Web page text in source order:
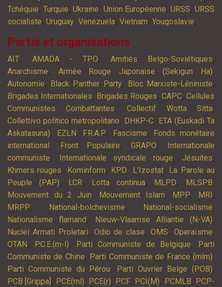
Tchéquie,Turquie,Ukraine, Union Européenne, URSS,URSS
socialiste, Uruguay, Venezuela, Vietnam, Yougoslavie,
Partis et organisations
AIT, AMADA - TPO,Amitiés Belgo-Soviétiques,
Anarchisme, Armée Rouge Japonaise (Sekigun Ha),
Autonomie, Black Panther Party, Bloc Marxiste-Léniniste,
Brigades Internationales, Brigades Rouges, CAPC,Cellules
Communistes Combattantes, Collectif Wotta Sitta,
Collettivo politico metropolitano, DHKP-C, ETA (Euskadi Ta
Askatasuna), EZLN , F.R.A.P, Fascisme,
Fonds monétaire
international , Front Populaire, GRAPO,
Internationale
communiste, Internationale syndicale rouge, Jésuites,
Khmers rouges, Kominform, KPD, L’Izostat, La Parole au
Peuple (PAP), LCR, Lotta continua, MLPD, MLSPB,
Mouvement du 2 Juin, Mouvement Islam, MPP, MRI ,
MRPP, National-bolchevisme, National-socialisme,
Nationalisme flamand , Nieuw-Vlaamse Alliantie (N-VA),
Nuclei Armati Proletari, Odio de clase,OMS,Operaïsme,
OTAN , P.C.E.(m-l), Parti Communiste de Belgique,
Parti
Communiste de Chine, Parti Communiste de France (mlm),
Parti Communiste du Pérou, Parti Ouvrier Belge (POB),
PCB [Grippa] , PCE(ml), PCE(r), PCF, PCI(M), PCMLB, PCP-